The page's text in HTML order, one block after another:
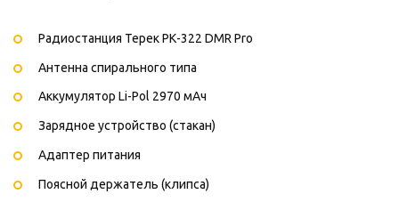
Радиостанция Терек РК-322 DMR Pro
Антенна спирального типа
Аккумулятор Li-Pol 2970 мАч
Зарядное устройство (стакан)
Адаптер питания
Поясной держатель (клипса)